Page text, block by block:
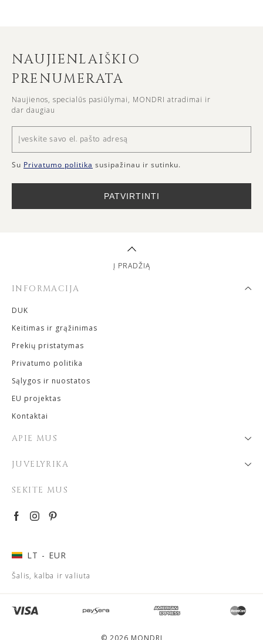
NAUJIENLAIŠKIO
PRENUMERATA
Naujienos, specialūs pasiūlymai, MONDRI atradimai ir
dar daugiau
Su Privatumo politika susipažinau ir sutinku.
PATVIRTINTI
INFORMACIJA
DUK
Keitimas ir grąžinimas
Prekių pristatymas
Privatumo politika
Sąlygos ir nuostatos
EU projektas
Kontaktai
APIE MUS
JUVELYRIKA
SEKITE MUS
LT - EUR
Šalis, kalba ir valiuta
Į PRADŽIĄ
© 2026 MONDRI